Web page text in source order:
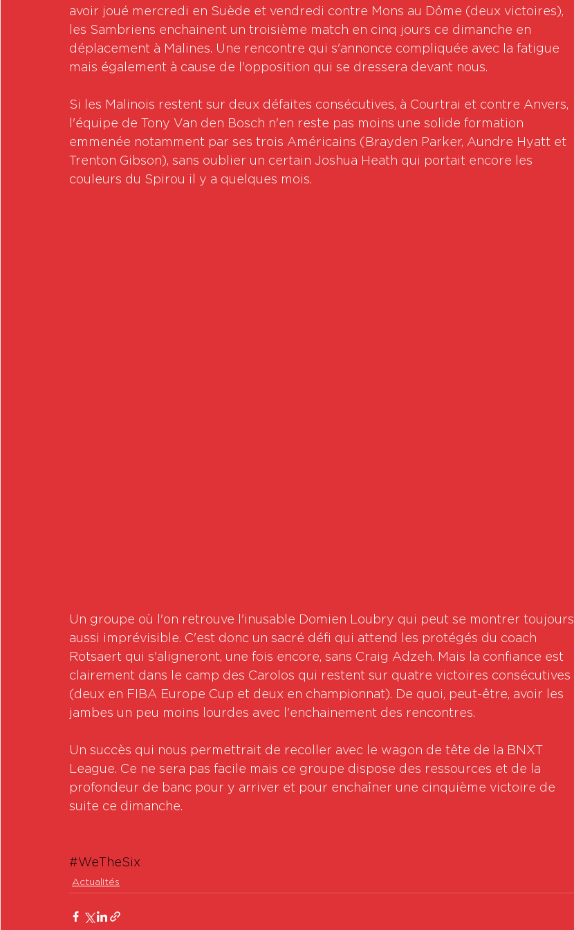
avoir joué mercredi en Suède et vendredi contre Mons au Dôme (deux victoires),
les Sambriens enchainent un troisième match en cinq jours ce dimanche en
déplacement à Malines. Une rencontre qui s'annonce compliquée avec la fatigue
mais également à cause de l'opposition qui se dressera devant nous.
Si les Malinois restent sur deux défaites consécutives, à Courtrai et contre Anvers,
l'équipe de Tony Van den Bosch n'en reste pas moins une solide formation
emmenée notamment par ses trois Américains (Brayden Parker, Aundre Hyatt et
Trenton Gibson), sans oublier un certain Joshua Heath qui portait encore les
couleurs du Spirou il y a quelques mois.
Un groupe où l'on retrouve l'inusable Domien Loubry qui peut se montrer toujours
aussi imprévisible. C'est donc un sacré défi qui attend les protégés du coach
Rotsaert qui s'aligneront, une fois encore, sans Craig Adzeh. Mais la confiance est
clairement dans le camp des Carolos qui restent sur quatre victoires consécutives
(deux en FIBA Europe Cup et deux en championnat). De quoi, peut-être, avoir les
jambes un peu moins lourdes avec l'enchainement des rencontres.
Un succès qui nous permettrait de recoller avec le wagon de tête de la BNXT
League. Ce ne sera pas facile mais ce groupe dispose des ressources et de la
profondeur de banc pour y arriver et pour enchaîner une cinquième victoire de
suite ce dimanche.
#WeTheSix
Actualités